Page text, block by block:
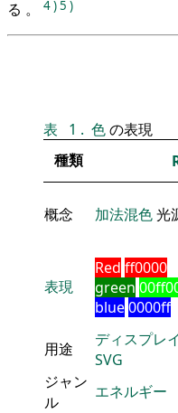
る 。
4)5 )
表
1 . 色の表現
種類
概念 加法混色光
表現
Red ff0000
green
blue0000ff
用途
ディスプレイ
SVG
ジャン
ル
エネルギー